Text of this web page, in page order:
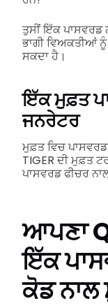
ਤੁਸੀਂ ਇੱਕ ਪਾਸਵਰਡ
ਭਾਗੀ ਵਿਅਕਤੀਆਂ
ਸਕਦਾ ਹੈ।
ਇੱਕ ਮੁਫ਼ਤ
ਜਨਰੇਟਰ
ਮੁਫ਼ਤ ਵਿਚ
TIGER ਦੀ ਮੁਫ਼ਤ
ਪਾਸਵਰਡ ਫੀਚਰ
ਆਪਣਾ
ਇੱਕ
ਕੋਡ ਨਾਲ